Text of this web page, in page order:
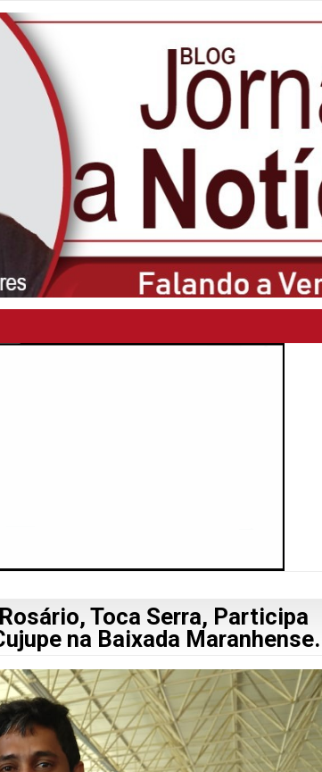
Toca Serra, Participa
na Baixada Maranhense.